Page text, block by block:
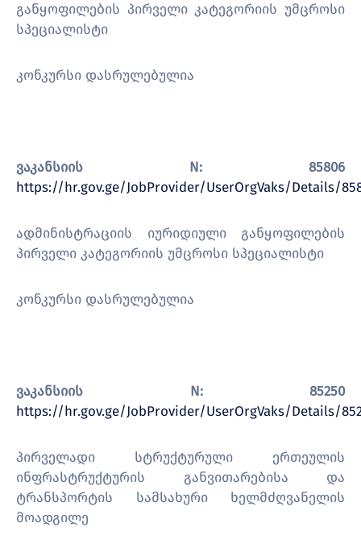
განყოფილების პირველი კატეგორიის უმცროსი
სპეციალისტი
კონკურსი დასრულებულია
ვაკანსიის N: 85806
https://hr.gov.ge/JobProvider/UserOrgVaks/Details/
ადმინისტრაციის იურიდიული განყოფილების
პირველი კატეგორიის უმცროსი სპეციალისტი
კონკურსი დასრულებულია
ვაკანსიის N: 85250
https://hr.gov.ge/JobProvider/UserOrgVaks/Details/
პირველადი სტრუქტურული ერთეულის
ინფრასტრუქტურის განვითარებისა და
ტრანსპორტის სამსახური ხელმძღვანელის
მოადგილე